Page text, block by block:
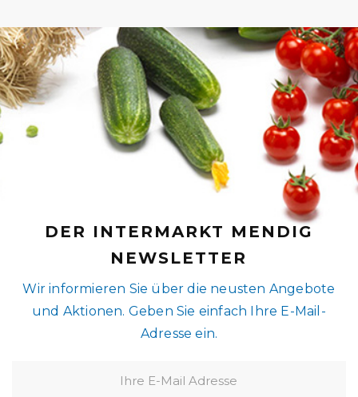
DER INTERMARKT MENDIG
NEWSLETTER
Wir informieren Sie über die neusten Angebote
und Aktionen. Geben Sie einfach Ihre E-Mail-
Adresse ein.